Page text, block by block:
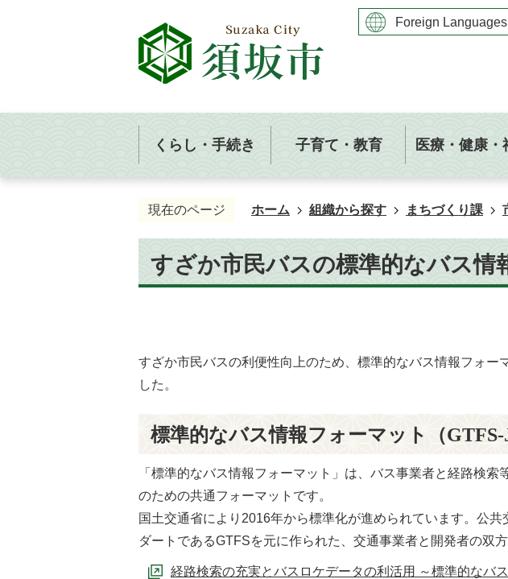
くらし・手続き 子育て・教育 医療・健康・
現在のページ ホーム 組織から探す まちづくり課
すざか市民バスの標準的なバス情
すざか市民バスの利便性向上のため、標準的なバス情報フォー
した。
標準的なバス情報フォーマット（
「標準的なバス情報フォーマット」は、バス事業者と経路検索
のための共通フォーマットです。
国土交通省により2016年から標準化が進められています。公
ダートであるGTFSを元に作られた、交通事業者と開発者の双
経路検索の充実とバスロケデータの利活用 ～標準的なバ